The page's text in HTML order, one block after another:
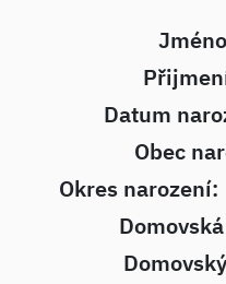
Datum
Obec
Okres narození: